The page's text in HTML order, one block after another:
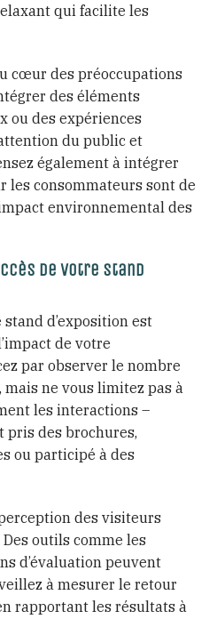
qui facilite les
cœur des préoccupations
des éléments
ou des expériences
du public et
également à intégrer
les consommateurs sont de
environnemental des
de votre stand
d’exposition est
de votre
par observer le nombre
ne vous limitez pas à
les interactions –
pris des brochures,
ou participé à des
des visiteurs
outils comme les
d’évaluation peuvent
à mesurer le retour
rapportant les résultats à